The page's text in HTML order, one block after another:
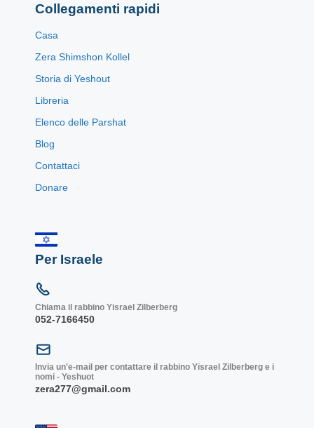
Collegamenti rapidi
Casa
Zera Shimshon Kollel
Storia di Yeshout
Libreria
Elenco delle Parshat
Blog
Contattaci
Donare
Per Israele
Chiama il rabbino Yisrael Zilberberg
052-7166450
Invia un'e-mail per contattare il rabbino Yisrael Zilberberg e i
nomi - Yeshuot
zera277@gmail.com